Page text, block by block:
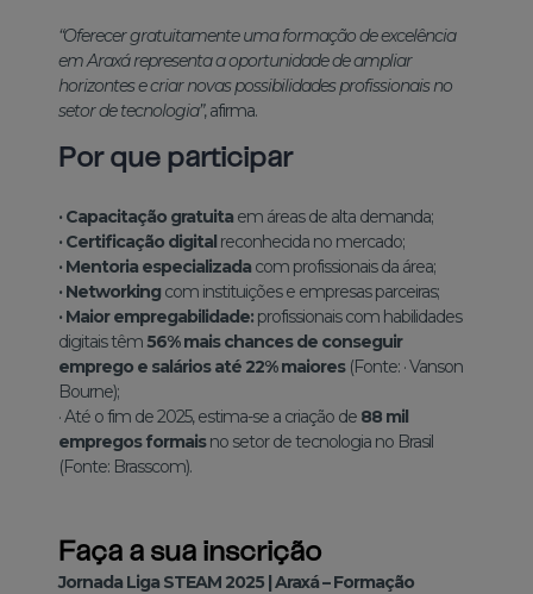
“Oferecer gratuitamente uma formação de excelência
em Araxá representa a oportunidade de ampliar
horizontes e criar novas possibilidades profissionais no
setor de tecnologia”, afirma.
Por que participar
· Capacitação gratuita em áreas de alta demanda;
· Certificação digital reconhecida no mercado;
· Mentoria especializada com profissionais da área;
· Networking com instituições e empresas parceiras;
· Maior empregabilidade: profissionais com habilidades
digitais têm56% mais chances de conseguir
emprego e salários até 22% maiores (Fonte: ·Vanson
Bourne);
·Até o fim de 2025, estima-se a criação de 88 mil
empregos formaisno setor de tecnologia no Brasil
(Fonte: Brasscom).
Faça a sua inscrição
Jornada Liga STEAM 2025 | Araxá – Formação